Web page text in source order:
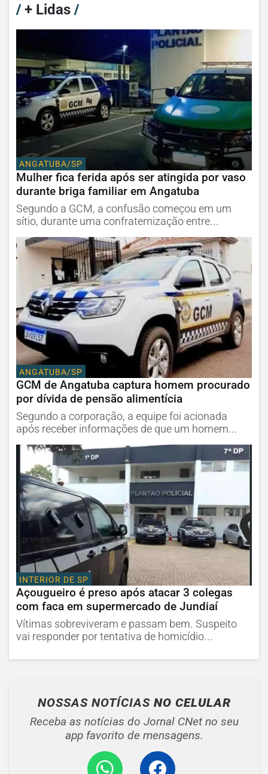
/+ Lidas /
ANGATUBA/SP
Mulher fica ferida após ser atingida por vaso
durante briga familiar em Angatuba
Segundo a GCM, a confusão começou em um
sítio, durante uma confraternização entre...
ANGATUBA/SP
GCM de Angatuba captura homem procurado
por dívida de pensão alimentícia
Segundo a corporação, a equipe foi acionada
após receber informações de que um homem...
INTERIOR DE SP
Açougueiro é preso após atacar 3 colegas
com faca em supermercado de Jundiaí
Vítimas sobreviveram e passam bem. Suspeito
vai responder por tentativa de homicídio...
NOSSAS NOTÍCIAS NO CELULAR
Receba as notícias do Jornal CNet no seu
app favorito de mensagens.